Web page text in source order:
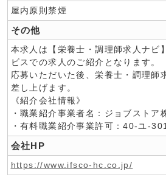
屋内原則禁煙
その他
本求人は【栄養士・調理師求人ナビ
ビスでの求人のご紹介となります。
応募いただいた後、栄養士・調理師
差し上げます。
《紹介会社情報》
・職業紹介事業者名：ジョブストア
・有料職業紹介事業許可：40-ユ-
会社HP
https://www.ifsco-hc.co.jp/